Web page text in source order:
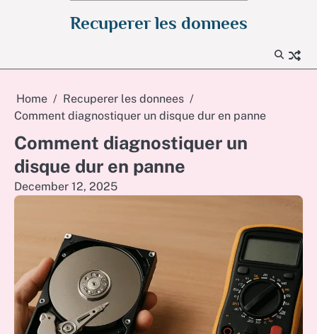
Recuperer les donnees
Home
Recuperer les donnees
Comment diagnostiquer un disque dur en panne
Comment diagnostiquer un
disque dur en panne
December 12, 2025